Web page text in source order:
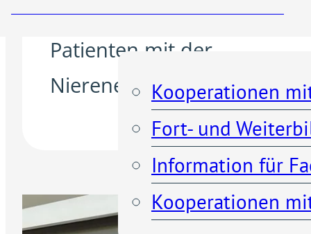
Kooperationen
Kooperationen
Fort- und
Information für
Kooperationen
Porz am Rhein,
Patienten mit der
Nierenersatztherapie